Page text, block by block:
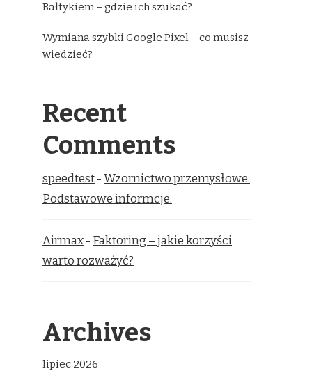
Bałtykiem – gdzie ich szukać?
Wymiana szybki Google Pixel – co musisz
wiedzieć?
Recent
Comments
speedtest-Wzornictwo przemysłowe.
Podstawowe informcje.
Airmax- Faktoring – jakie korzyści
warto rozważyć?
Archives
lipiec 2026